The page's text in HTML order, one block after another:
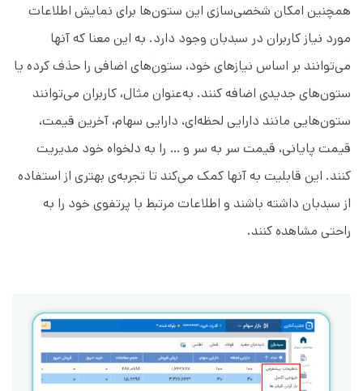
همچنین امکان شخصی‌سازی این ستون‌ها برای نمایش اطلاعات
مورد نیاز کاربران در سبدبان وجود دارد. به این معنا که آنها
می‌توانند بر اساس نیازهای خود، ستون‌های اضافی را حذف کرده یا
ستون‌های جدیدی اضافه کنند. به‌عنوان مثال، کاربران می‌توانند
ستون‌هایی مانند دارایی لحظه‌ای، دارایی سهام، آخرین قیمت،
قیمت پایانی، قیمت سر به سر و … را به دلخواه خود مدیریت
کنند. این قابلیت به آنها کمک می‌کند تا تجربه‌ی بهتری از استفاده
از سبدبان داشته باشند و اطلاعات مرتبط با پرتفوی خود را به
راحتی مشاهده کنند.